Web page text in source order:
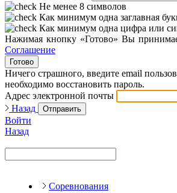
Не менее 8 символов
Как минимум одна заглавная
Как минимум одна цифра или
Нажимая кнопку «Готово» Вы
Соглашение
Готово
Ничего страшного, введите email
необходимо восстановить пароль.
Адрес электронной почты
Назад
Отправить
Войти
Назад
Соревнования